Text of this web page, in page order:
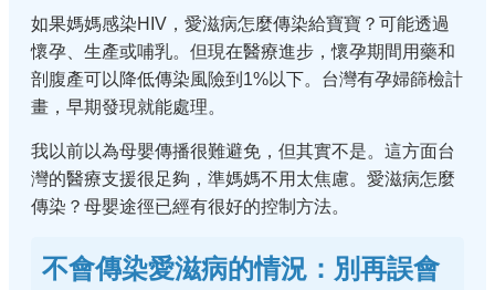
如果媽媽感染HIV，愛滋病怎麼傳染給寶寶？可能透過
懷孕、生產或哺乳。但現在醫療進步，懷孕期間用藥和
剖腹產可以降低傳染風險到1%以下。台灣有孕婦篩檢計
畫，早期發現就能處理。
我以前以為母嬰傳播很難避免，但其實不是。這方面台
灣的醫療支援很足夠，準媽媽不用太焦慮。愛滋病怎麼
傳染？母嬰途徑已經有很好的控制方法。
不會傳染愛滋病的情況：別再誤會